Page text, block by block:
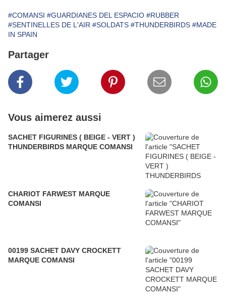
#COMANSI #GUARDIANES DEL ESPACIO #RUBBER
#SENTINELLES DE L'AIR #SOLDATS #THUNDERBIRDS #MADE
IN SPAIN
Partager
Vous aimerez aussi
SACHET FIGURINES ( BEIGE - VERT )
THUNDERBIRDS MARQUE COMANSI
CHARIOT FARWEST MARQUE
COMANSI
00199 SACHET DAVY CROCKETT
MARQUE COMANSI